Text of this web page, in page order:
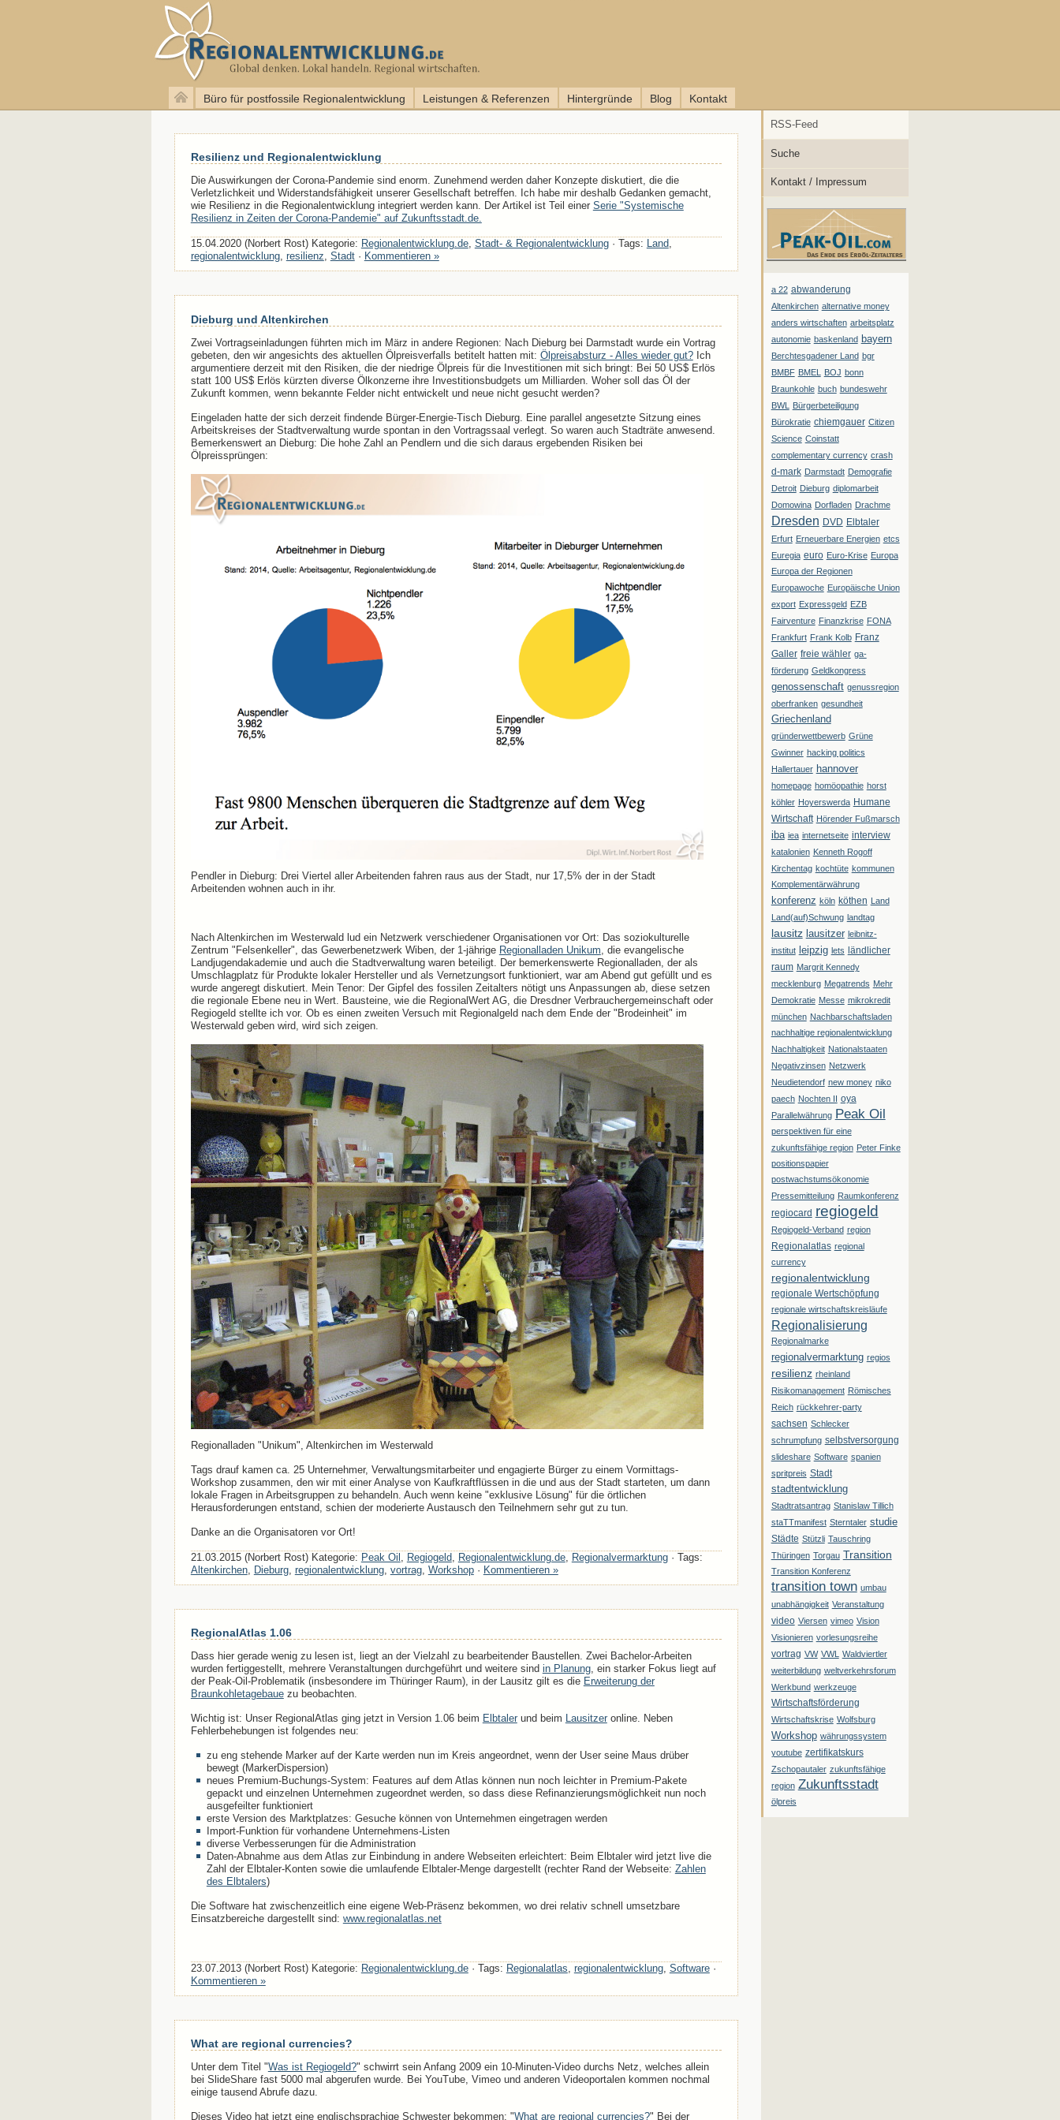
Büro für postfossile Regionalentwicklung Leistungen & Referenzen Hintergründe Blog Kontakt
RSS-Feed
Suche
Kontakt / Impressum
a 22 abwanderung
Altenkirchen alternative money
anders wirtschaften arbeitsplatz
autonomie baskenland bayern
Berchtesgadener Land bgr
BMBF BMEL BOJ bonn
Braunkohle buch bundeswehr
BWL Bürgerbeteiligung
Bürokratie chiemgauer Citizen
Science Coinstatt
complementary currency crash
d-mark Darmstadt Demografie
Detroit Dieburg diplomarbeit
Domowina Dorfladen Drachme
Dresden DVD Elbtaler
Erfurt Erneuerbare Energien etcs
Euregia euro Euro-Krise Europa
Europa der Regionen
Europawoche Europäische Union
export Expressgeld EZB
Fairventure Finanzkrise FONA
Frankfurt Frank Kolb Franz
Galler freie wähler ga-
förderung Geldkongress
genossenschaft genussregion
oberfranken gesundheit
Griechenland
gründerwettbewerb Grüne
Gwinner hacking politics
Hallertauer hannover
homepage homöopathie horst
köhler Hoyerswerda Humane
Wirtschaft Hörender Fußmarsch
iba iea internetseite interview
katalonien Kenneth Rogoff
Kirchentag kochtüte kommunen
Komplementärwährung
konferenz köln köthen Land
Land(auf)Schwung landtag
lausitz lausitzer leibnitz-
institut
leipzig lets
ländlicher
raum Margrit Kennedy
mecklenburg Megatrends Mehr
Demokratie Messe mikrokredit
münchen Nachbarschaftsladen
nachhaltige regionalentwicklung
Nachhaltigkeit Nationalstaaten
Negativzinsen Netzwerk
Neudietendorf new money niko
paech Nochten II oya
Parallelwährung Peak Oil
perspektiven für eine
zukunftsfähige region Peter Finke
positionspapier
postwachstumsökonomie
Pressemitteilung Raumkonferenz
regiocard regiogeld
Regiogeld-Verband region
Regionalatlas regional
currency
regionalentwicklung
regionale Wertschöpfung
regionale wirtschaftskreisläufe
Regionalisierung
Regionalmarke
regionalvermarktung regios
resilienz rheinland
Risikomanagement Römisches
Reich rückkehrer-party
sachsen Schlecker
schrumpfung selbstversorgung
slideshare Software spanien
spritpreis Stadt
stadtentwicklung
Stadtratsantrag Stanislaw Tillich
staTTmanifest Sterntaler studie
Städte Stützli Tauschring
Thüringen Torgau Transition
Transition Konferenz
transition town umbau
unabhängigkeit Veranstaltung
video Viersen vimeo Vision
Visionieren vorlesungsreihe
vortrag VW VWL Waldviertler
weiterbildung weltverkehrsforum
Werkbund werkzeuge
Wirtschaftsförderung
Wirtschaftskrise Wolfsburg
Workshop währungssystem
youtube zertifikatskurs
Zschopautaler zukunftsfähige
region Zukunftsstadt
ölpreis
Resilienz und Regionalentwicklung
Die Auswirkungen der Corona-Pandemie sind enorm. Zunehmend werden daher Konzepte diskutiert, die die
Verletzlichkeit und Widerstandsfähigkeit unserer Gesellschaft betreffen. Ich habe mir deshalb Gedanken gemacht,
wie Resilienz in die Regionalentwicklung integriert werden kann. Der Artikel ist Teil einer Serie "Systemische
Resilienz in Zeiten der Corona-Pandemie" auf Zukunftsstadt.de.
15.04.2020 (Norbert Rost) Kategorie: Regionalentwicklung.de, Stadt- & Regionalentwicklung· Tags: Land,
regionalentwicklung, resilienz, Stadt· Kommentieren »
Dieburg und Altenkirchen
Zwei Vortragseinladungen führten mich im März in andere Regionen: Nach Dieburg bei Darmstadt wurde ein Vortrag
gebeten, den wir angesichts des aktuellen Ölpreisverfalls betitelt hatten mit: Ölpreisabsturz - Alles wieder gut?Ich
argumentiere derzeit mit den Risiken, die der niedrige Ölpreis für die Investitionen mit sich bringt: Bei 50 US$ Erlös
statt 100 US$ Erlös kürzten diverse Ölkonzerne ihre Investitionsbudgets um Milliarden. Woher soll das Öl der
Zukunft kommen, wenn bekannte Felder nicht entwickelt und neue nicht gesucht werden?
Eingeladen hatte der sich derzeit findende Bürger-Energie-Tisch Dieburg. Eine parallel angesetzte Sitzung eines
Arbeitskreises der Stadtverwaltung wurde spontan in den Vortragssaal verlegt. So waren auch Stadträte anwesend.
Bemerkenswert an Dieburg: Die hohe Zahl an Pendlern und die sich daraus ergebenden Risiken bei
Ölpreissprüngen:
Pendler in Dieburg: Drei Viertel aller Arbeitenden fahren raus aus der Stadt, nur 17,5% der in der Stadt
Arbeitenden wohnen auch in ihr.
Nach Altenkirchen im Westerwald lud ein Netzwerk verschiedener Organisationen vor Ort: Das soziokulturelle
Zentrum "Felsenkeller", das Gewerbenetzwerk Wiben, der 1-jährige Regionalladen Unikum , die evangelische
Landjugendakademie und auch die Stadtverwaltung waren beteiligt. Der bemerkenswerte Regionalladen, der als
Umschlagplatz für Produkte lokaler Hersteller und als Vernetzungsort funktioniert, war am Abend gut gefüllt und es
wurde angeregt diskutiert. Mein Tenor: Der Gipfel des fossilen Zeitalters nötigt uns Anpassungen ab, diese setzen
die regionale Ebene neu in Wert. Bausteine, wie die RegionalWert AG, die Dresdner Verbrauchergemeinschaft oder
Regiogeld stellte ich vor. Ob es einen zweiten Versuch mit Regionalgeld nach dem Ende der "Brodeinheit" im
Westerwald geben wird, wird sich zeigen.
Regionalladen "Unikum", Altenkirchen im Westerwald
Tags drauf kamen ca. 25 Unternehmer, Verwaltungsmitarbeiter und engagierte Bürger zu einem Vormittags-
Workshop zusammen, den wir mit einer Analyse von Kaufkraftflüssen in die und aus der Stadt starteten, um dann
lokale Fragen in Arbeitsgruppen zu behandeln. Auch wenn keine "exklusive Lösung" für die örtlichen
Herausforderungen entstand, schien der moderierte Austausch den Teilnehmern sehr gut zu tun.
Danke an die Organisatoren vor Ort!
21.03.2015 (Norbert Rost) Kategorie: Peak Oil Regiogeld Regionalentwicklung.de, Regionalvermarktung· Tags:
Altenkirchen, Dieburg, regionalentwicklung, vortrag, Workshop· Kommentieren »
RegionalAtlas 1.06
Dass hier gerade wenig zu lesen ist, liegt an der Vielzahl zu bearbeitender Baustellen. Zwei Bachelor-Arbeiten
wurden fertiggestellt, mehrere Veranstaltungen durchgeführt und weitere sind in Planung, ein starker Fokus liegt auf
der Peak-Oil-Problematik (insbesondere im Thüringer Raum), in der Lausitz gilt es die Erweiterung der
Braunkohletagebauezu beobachten.
Wichtig ist: Unser RegionalAtlas ging jetzt in Version 1.06 beim Elbtalerund beim Lausitzeronline. Neben
Fehlerbehebungen ist folgendes neu:
zu eng stehende Marker auf der Karte werden nun im Kreis angeordnet, wenn der User seine Maus drüber
bewegt (MarkerDispersion)
neues Premium-Buchungs-System: Features auf dem Atlas können nun noch leichter in Premium-Pakete
gepackt und einzelnen Unternehmen zugeordnet werden, so dass diese Refinanzierungsmöglichkeit nun noch
ausgefeilter funktioniert
erste Version des Marktplatzes: Gesuche können von Unternehmen eingetragen werden
Import-Funktion für vorhandene Unternehmens-Listen
diverse Verbesserungen für die Administration
Daten-Abnahme aus dem Atlas zur Einbindung in andere Webseiten erleichtert: Beim Elbtaler wird jetzt live die
Zahl der Elbtaler-Konten sowie die umlaufende Elbtaler-Menge dargestellt (rechter Rand der Webseite: Zahlen
des Elbtalers)
Die Software hat zwischenzeitlich eine eigene Web-Präsenz bekommen, wo drei relativ schnell umsetzbare
Einsatzbereiche dargestellt sind: www.regionalatlas.net
23.07.2013 (Norbert Rost) Kategorie: Regionalentwicklung.de· Tags: Regionalatlas regionalentwicklung, Software·
Kommentieren »
What are regional currencies?
Unter dem Titel "Was ist Regiogeld?" schwirrt sein Anfang 2009 ein 10-Minuten-Video durchs Netz, welches allein
bei SlideShare fast 5000 mal abgerufen wurde. Bei YouTube, Vimeo und anderen Videoportalen kommen nochmal
einige tausend Abrufe dazu.
Dieses Video hat jetzt eine englischsprachige Schwester bekommen: "What are regional currencies?" Bei der